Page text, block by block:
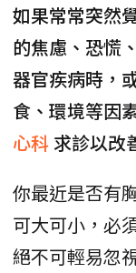
如果常常突然
的焦慮、恐慌
器官疾病時，
食、環境等因
心科 求診以改
你最近是否有
可大可小，必
絕不可輕易忽